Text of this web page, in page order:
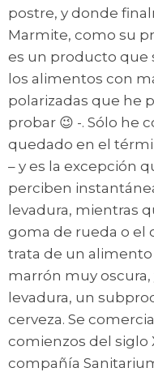
postre, y donde
Marmite, como su
es un producto que
los alimentos con
polarizadas que he
probar 😉 -. Sólo he
quedado en el
– y es la excepción
perciben
levadura, mientras
goma de rueda o el
trata de un
marrón muy
levadura, un
cerveza. Se
comienzos del siglo
compañía